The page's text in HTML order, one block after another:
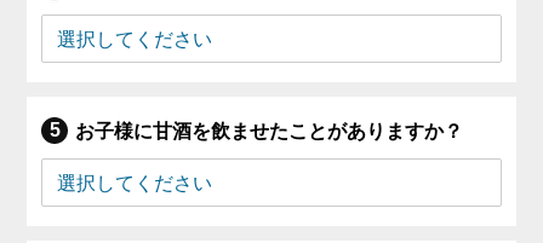
お子様に甘酒を飲ませたことがありますか？